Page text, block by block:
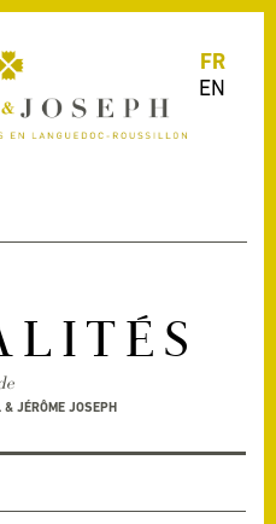
FR
EN
& JÉRÔME JOSEPH